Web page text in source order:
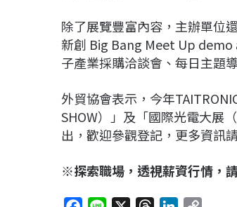
除了展覽豐富內容，主辦單位
新創 Big Bang Meet Up
子產業採購洽談會、每日主題
外貿協會表示，今年
SHOW）」及「國際光電大展
出，歡迎參觀登記，更多資訊
※探索職場，透視薪資行情，